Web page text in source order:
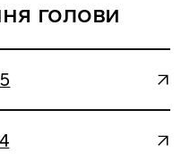
голови